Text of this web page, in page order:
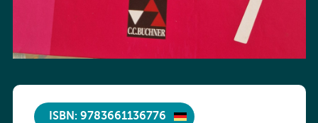
ISBN: 9783661136776